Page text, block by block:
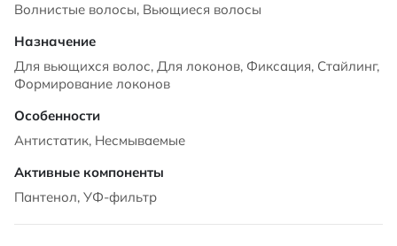
Волнистые волосы, Вьющиеся волосы
Для вьющихся волос, Для локонов, Фиксация, Стайлинг,
Формирование локонов
Антистатик, Несмываемые
Пантенол, УФ-фильтр